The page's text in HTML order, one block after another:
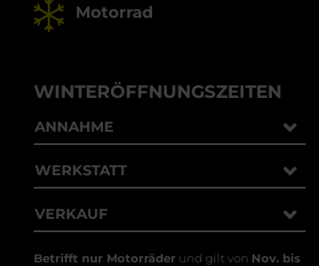
Motorrad
WINTERÖFFNUNGSZEITEN
ANNAHME
WERKSTATT
VERKAUF
Betrifft nur Motorräder und gilt von Nov. bis